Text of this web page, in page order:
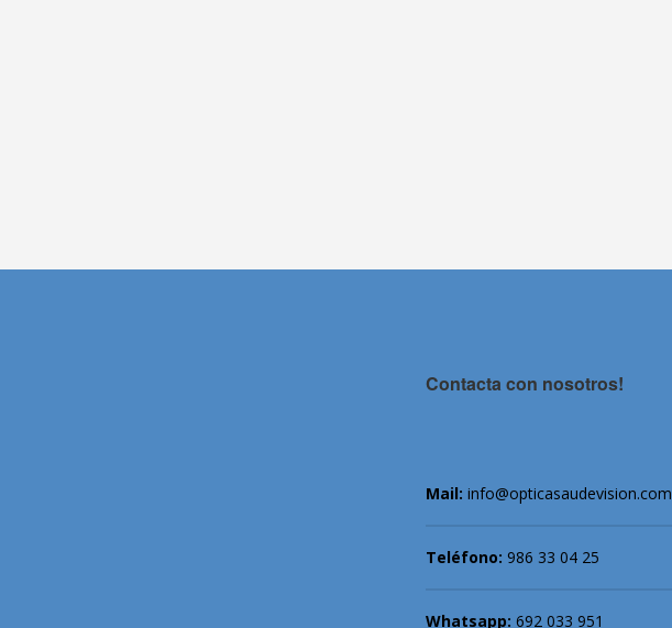
Contacta con nosotros!
Mail: info@opticasaudevision.com
Teléfono: 986 33 04 25
Whatsapp: 692 033 951